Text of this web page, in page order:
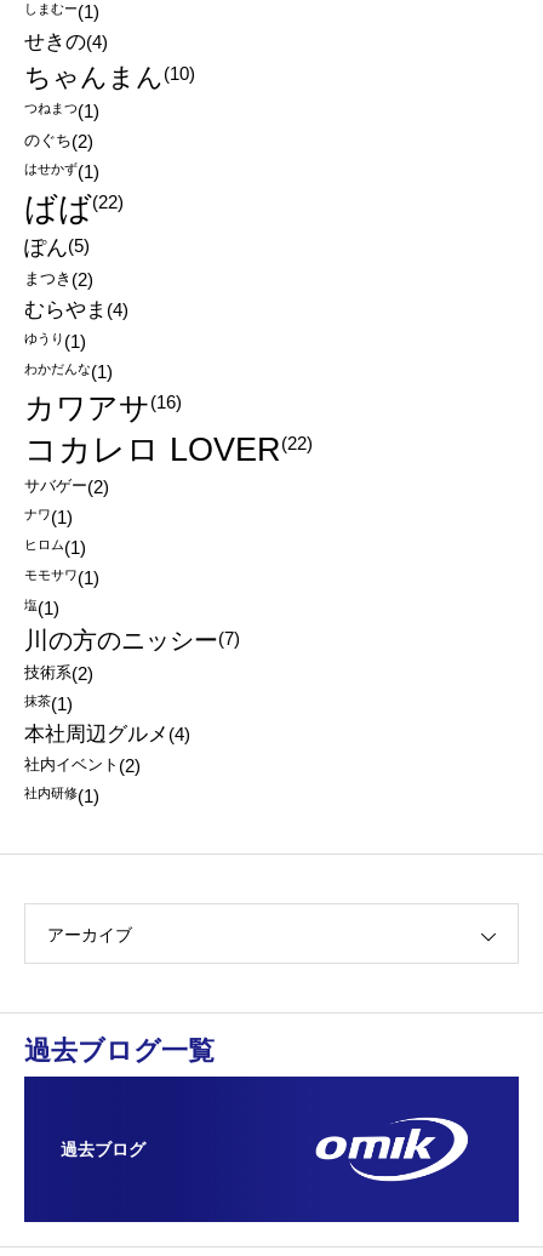
しまむー(1)
せきの(4)
ちゃんまん(10)
つねまつ(1)
のぐち(2)
はせかず(1)
ばば(22)
ぽん(5)
まつき (2)
むらやま (4)
ゆうり (1)
わかだんな(1)
カワアサ(16)
コカレロ LOVER(22)
サバゲー(2)
ナワ(1)
ヒロム(1)
モモサワ(1)
塩(1)
川の方のニッシー(7)
技術系(2)
抹茶(1)
本社周辺グルメ (4)
社内イベント (2)
社内研修(1)
アーカイブ
過去ブログ一覧
過去ブログ